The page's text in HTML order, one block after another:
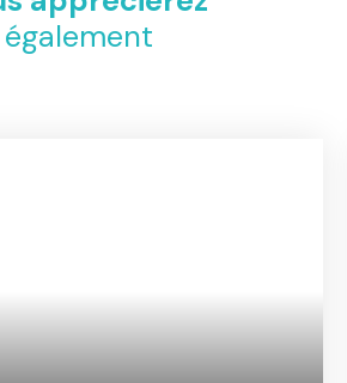
également